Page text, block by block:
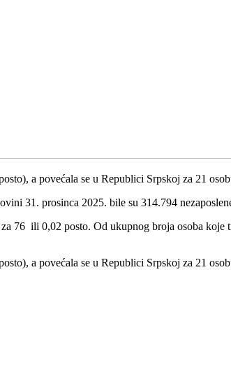
a povećala se u Republici Srpskoj za 21
31. prosinca 2025. bile su 314.794
76 ili 0,02 posto. Od ukupnog broja osoba
a povećala se u Republici Srpskoj za 21